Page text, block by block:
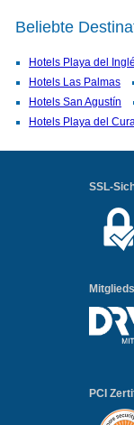
Beliebte
Hotels Playa del
Hotels Las Palmas
Hotels San Agustín
Hotels Playa del
SSL-
PCI